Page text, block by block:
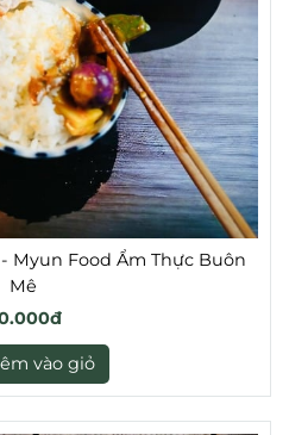
Myun Food Ẩm Thực Buôn
Mê
vào giỏ